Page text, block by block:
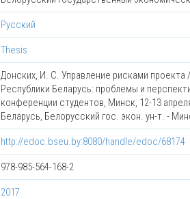
Русский
Thesis
Донских, И. С. Управление рисками
Республики Беларусь: проблемы и
конференции студентов, Минск, 12-13
Беларусь, Белорусский гос. экон. ун-т. -
http://edoc.bseu.by:8080/handle/edoc/68174
978-985-564-168-2
2017